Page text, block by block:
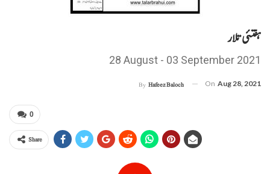
ہفتئی تلار
28 August - 03 September 2021
By Hafeez Baloch On Aug 28, 2021
0
Share